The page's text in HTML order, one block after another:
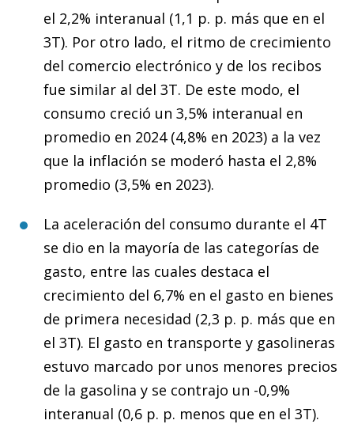
el 2,2% interanual (1,1 p. p. más que en el
3T). Por otro lado, el ritmo de crecimiento
del comercio electrónico y de los recibos
fue similar al del 3T. De este modo, el
consumo creció un 3,5% interanual en
promedio en 2024 (4,8% en 2023) a la vez
que la inflación se moderó hasta el 2,8%
promedio (3,5% en 2023).
La aceleración del consumo durante el 4T
se dio en la mayoría de las categorías de
gasto, entre las cuales destaca el
crecimiento del 6,7% en el gasto en bienes
de primera necesidad (2,3 p. p. más que en
el 3T). El gasto en transporte y gasolineras
estuvo marcado por unos menores precios
de la gasolina y se contrajo un -0,9%
interanual (0,6 p. p. menos que en el 3T).